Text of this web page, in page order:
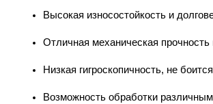
Высокая износостойкость и
Отличная механическая
Низкая гигроскопичность, не
Возможность обработки